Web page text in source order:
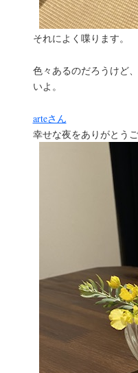
それによく喋ります。
色々あるのだろうけど
いよ。
arteさん
幸せな夜をありがとうご